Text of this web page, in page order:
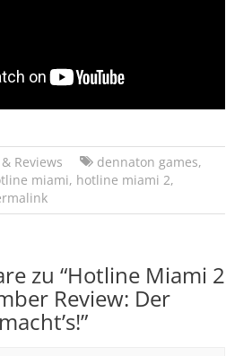
Reviews dennaton games,
miami, hotline miami 2,
zu “Hotline Miami 2
Review: Der
”